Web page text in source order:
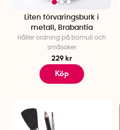
Liten förvaringsburk i
metall, Brabantia
Håller ordning på bomull och
småsaker
229 kr
Köp